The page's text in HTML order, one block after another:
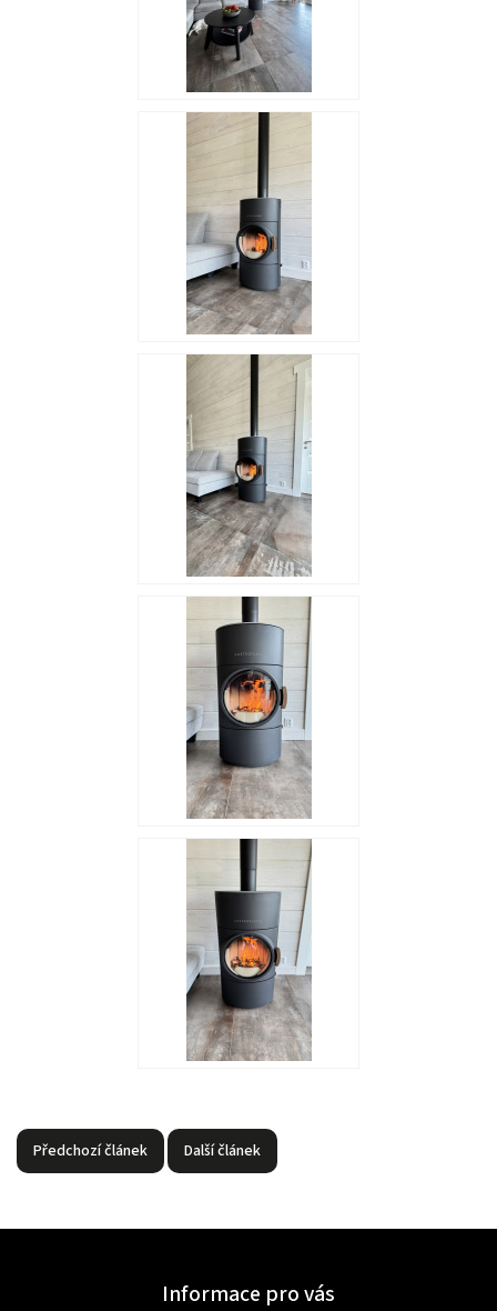
Předchozí článek Další článek
Informace pro vás